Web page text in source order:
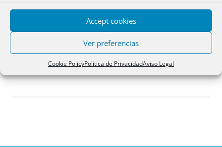
Accept cookies
Ver preferencias
Cookie PolicyPolítica de PrivacidadAviso Legal
Acceder
Registro
¿Has olvidado tu contraseña?